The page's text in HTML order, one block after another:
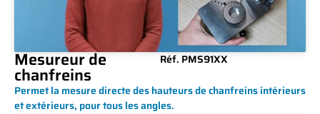
Mesureur de
chanfreins
Réf. PMS91XX
Permet la mesure directe des hauteurs de chanfreins intérieurs
et extérieurs, pour tous les angles.